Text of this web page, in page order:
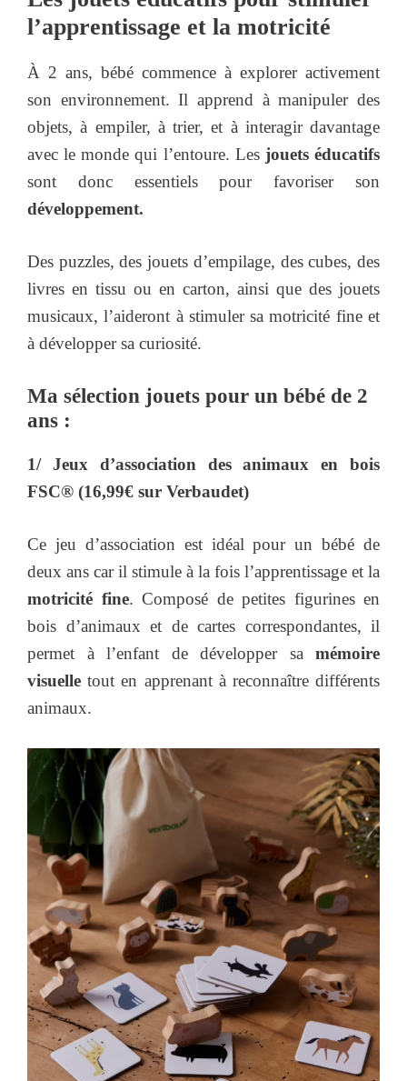
l’apprentissage et la motricité
À 2 ans, bébé commence à explorer activement
son environnement. Il apprend à manipuler des
objets, à empiler, à trier, et à interagir davantage
avec le monde qui l’entoure. Les jouets éducatifs
sont donc essentiels pour favoriser son
développement.
Des puzzles, des jouets d’empilage, des cubes, des
livres en tissu ou en carton, ainsi que des jouets
musicaux, l’aideront à stimuler sa motricité fine et
à développer sa curiosité.
Ma sélection jouets pour un bébé de 2
ans :
1/ Jeux d’association des animaux en bois
FSC® (16,99€ sur Verbaudet)
Ce jeu d’association est idéal pour un bébé de
deux ans car il stimule à la fois l’apprentissage et la
motricité fine. Composé de petites figurines en
bois d’animaux et de cartes correspondantes, il
permet à l’enfant de développer sa mémoire
visuelle tout en apprenant à reconnaître différents
animaux.